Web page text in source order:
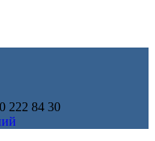
222 84 30